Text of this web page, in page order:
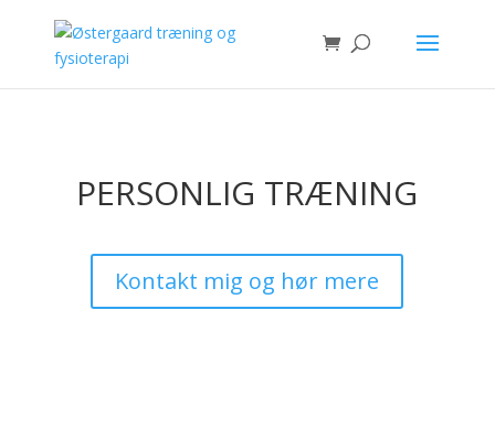
PERSONLIG TRÆNING
Kontakt mig og hør mere